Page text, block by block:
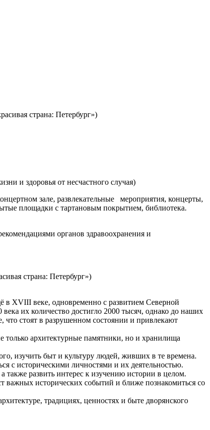
страна: Петербург»)
и здоровья от несчастного случая)
зале, развлекательные мероприятия, концерты,
площадки с тартановым покрытием, библиотека.
органов здравоохранения и
страна: Петербург»)
в XVIII веке, одновременно с развитием Северной
их количество достигло 2000 тысяч, однако до наших
что стоят в разрушенном состоянии и привлекают
архитектурные памятники, но и хранилища
изучить быт и культуру людей, живших в те времена.
с историческими личностями и их деятельностью.
также развить интерес к изучению истории в целом.
важных исторических событий и ближе познакомиться со
традициях, ценностях и быте дворянского